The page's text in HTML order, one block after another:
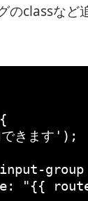
classなど
きます' );
"{{